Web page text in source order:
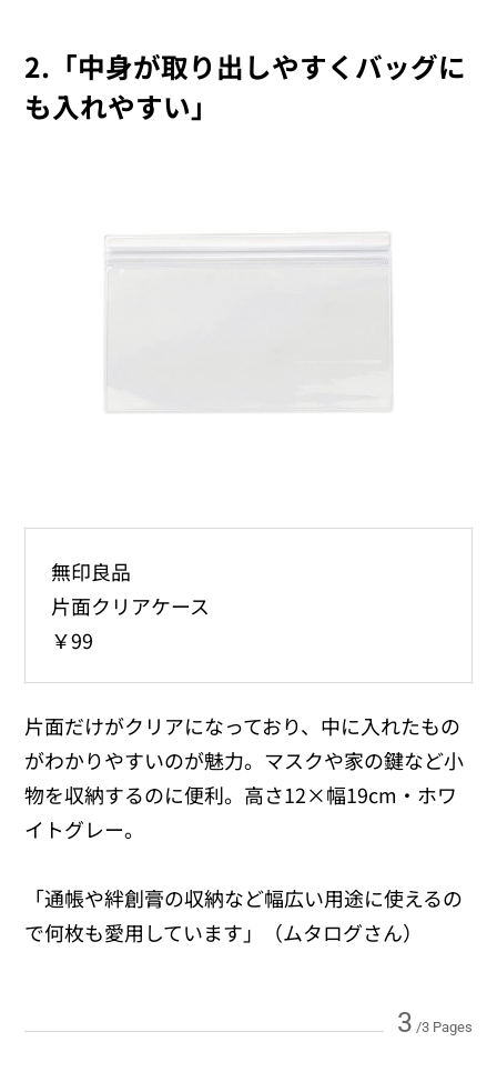
2.「中身が取り出しやすくバッグに
も入れやすい」
無印良品
片面クリアケース
￥99
片面だけがクリアになっており、中に入れたもの
がわかりやすいのが魅力。マスクや家の鍵など小
物を収納するのに便利。高さ12×幅19cm・ホワ
イトグレー。
「通帳や絆創膏の収納など幅広い用途に使えるの
で何枚も愛用しています」（ムタログさん）
3 /3 Pages